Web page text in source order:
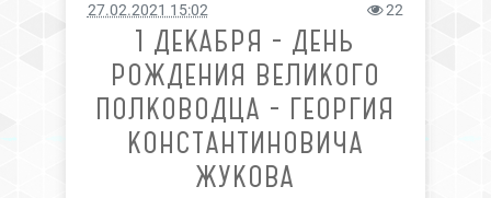
27.02.2021 15:02 22
1 ДЕКАБРЯ - ДЕНЬ
РОЖДЕНИЯ ВЕЛИКОГО
ПОЛКОВОДЦА - ГЕОРГИЯ
КОНСТАНТИНОВИЧА
ЖУКОВА